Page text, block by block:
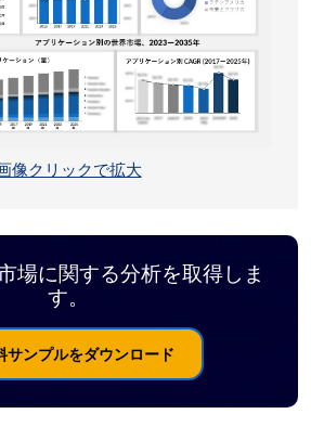
像クリックで拡大
場に関する分析を取得しま
す。
サンプルをダウンロード